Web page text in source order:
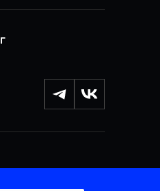
чтобы ваши